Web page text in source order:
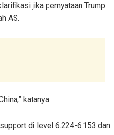
jika pernyataan Trump
AS.
katanya
di level 6.224-6.153 dan